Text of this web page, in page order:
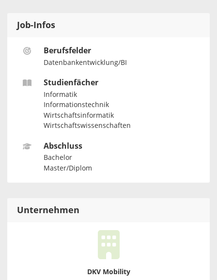
Job-Infos
Berufsfelder
Datenbankentwicklung/BI
Studienfächer
Informatik
Informationstechnik
Wirtschaftsinformatik
Wirtschaftswissenschaften
Abschluss
Bachelor
Master/Diplom
Unternehmen
DKV Mobility